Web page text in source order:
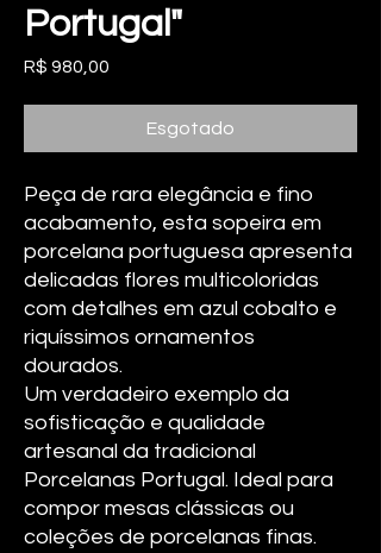
Portugal"
R$ 980,00
Esgotado
Peça de rara elegância e fino
acabamento, esta sopeira em
porcelana portuguesa apresenta
delicadas flores multicoloridas
com detalhes em azul cobalto e
riquíssimos ornamentos
dourados.
Um verdadeiro exemplo da
sofisticação e qualidade
artesanal da tradicional
Porcelanas Portugal. Ideal para
compor mesas clássicas ou
coleções de porcelanas finas.